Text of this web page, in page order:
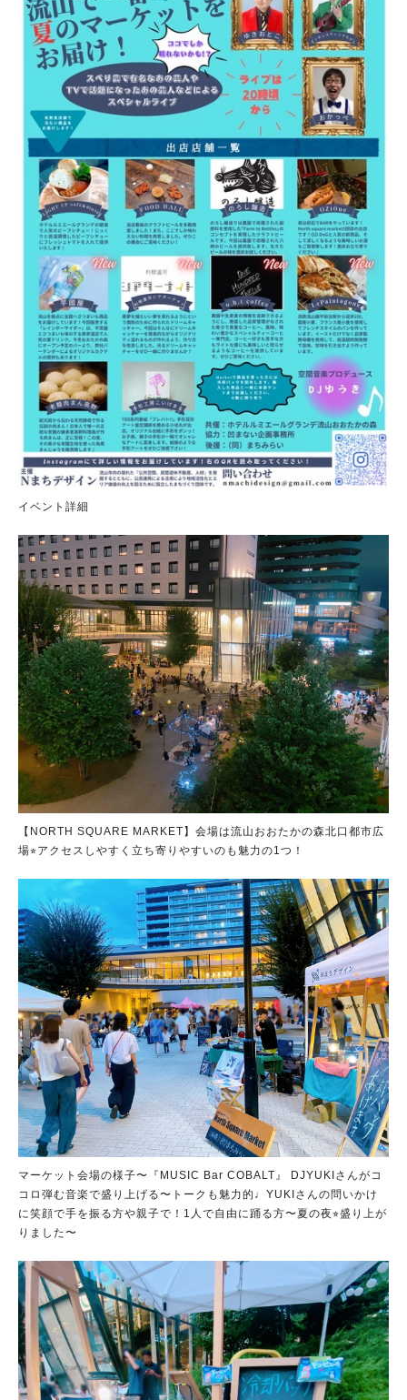
イベント詳細
【NORTH SQUARE MARKET】会場は流山おおたかの森北口都市広
場⭐︎アクセスしやすく立ち寄りやすいのも魅力の1つ！
マーケット会場の様子〜『MUSIC Bar COBALT』 DJYUKIさんがコ
コロ弾む音楽で盛り上げる〜トークも魅力的♩YUKIさんの問いかけ
に笑顔で手を振る方や親子で！1人で自由に踊る方〜夏の夜⭐︎盛り上が
りました〜